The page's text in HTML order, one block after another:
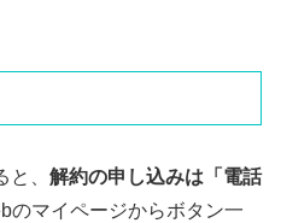
、 解約の申し込みは「電話
のマイページからボタン一